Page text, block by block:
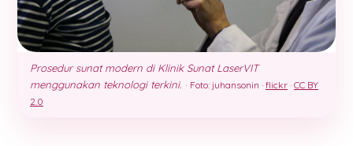
Prosedur sunat modern di Klinik Sunat LaserVIT
menggunakan teknologi terkini. · Foto: juhansonin · flickr · CC BY
2.0